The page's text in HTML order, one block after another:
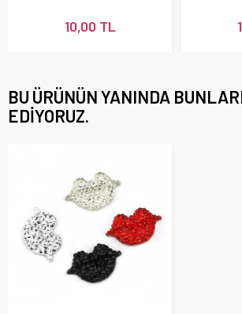
10,00 TL
BU ÜRÜNÜN YANINDA
EDIYORUZ.